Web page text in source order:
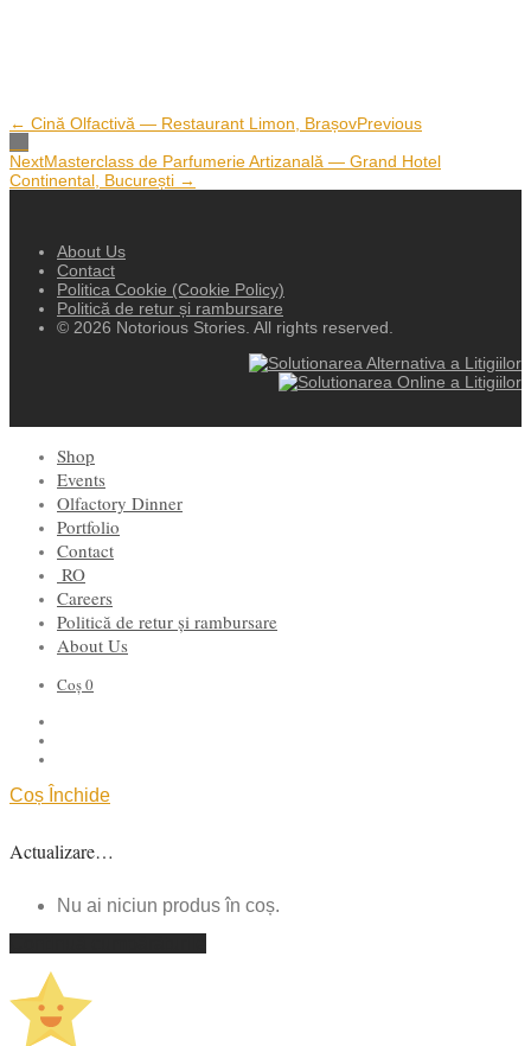
← Cină Olfactivă — Restaurant Limon, BrașovPrevious
NextMasterclass de Parfumerie Artizanală — Grand Hotel
Continental, București →
About Us
Contact
Politica Cookie (Cookie Policy)
Politică de retur și rambursare
© 2026 Notorious Stories. All rights reserved.
Shop
Events
Olfactory Dinner
Portfolio
Contact
RO
Careers
Politică de retur și rambursare
About Us
Coș0
Coș Închide
Actualizare…
Nu ai niciun produs în coș.